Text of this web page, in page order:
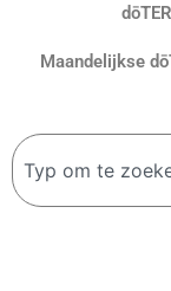
Maandelijkse
Zoeken